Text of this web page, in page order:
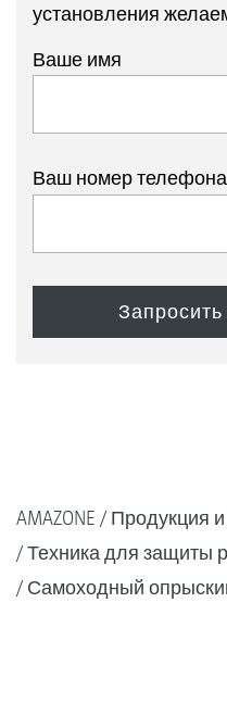
установления
Ваше имя
Ваш номер телефона
AMAZONE
Продукция
Техника для защиты
Самоходный